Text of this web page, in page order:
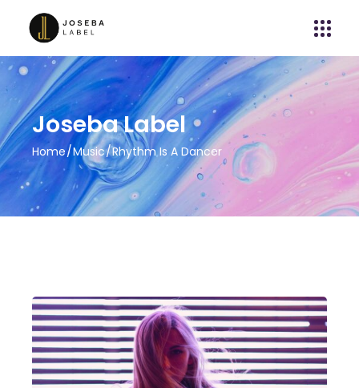
Joseba Label
Home Music Rhythm Is A Dancer